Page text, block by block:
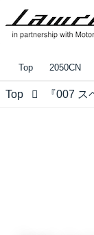
Top 2050CN
Top